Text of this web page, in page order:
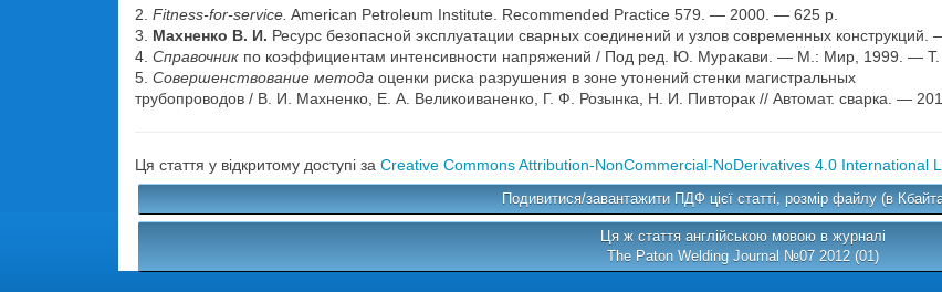
2. Fitness-for-service. American Petroleum Institute. Recommended Practice 579. — 2000. — 625 p.
3. Махненко В. И. Ресурс безопасной эксплуатации сварных соединений и узлов современных
4. Справочник по коэффициентам интенсивности напряжений / Под ред. Ю. Муракави. — М.: Мир, 1999. —
5. Совершенствование метода оценки риска разрушения в зоне утонений стенки магистральных
трубопроводов / В. И. Махненко, Е. А. Великоиваненко, Г. Ф. Розынка, Н. И. Пивторак // Автомат. сварка. —
Ця стаття у відкритому доступі за Creative Commons Attribution-NonCommercial-NoDerivatives 4.0 International
Подивитися/завантажити ПДФ цієї статті, розмір файлу (в
Ця ж стаття англійською мовою в журналі
The Paton Welding Journal №07 2012 (01)